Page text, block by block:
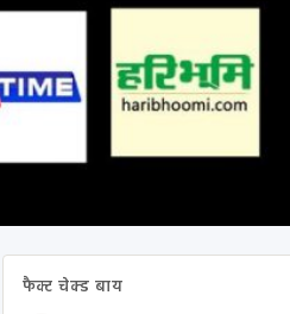
फैक्ट चेक्ड बाय